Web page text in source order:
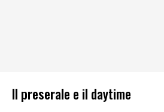
Il preserale e il daytime